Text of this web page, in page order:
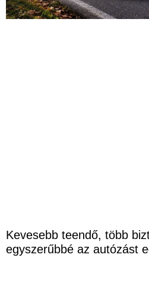
Kevesebb teendő, több
egyszerűbbé az autózást